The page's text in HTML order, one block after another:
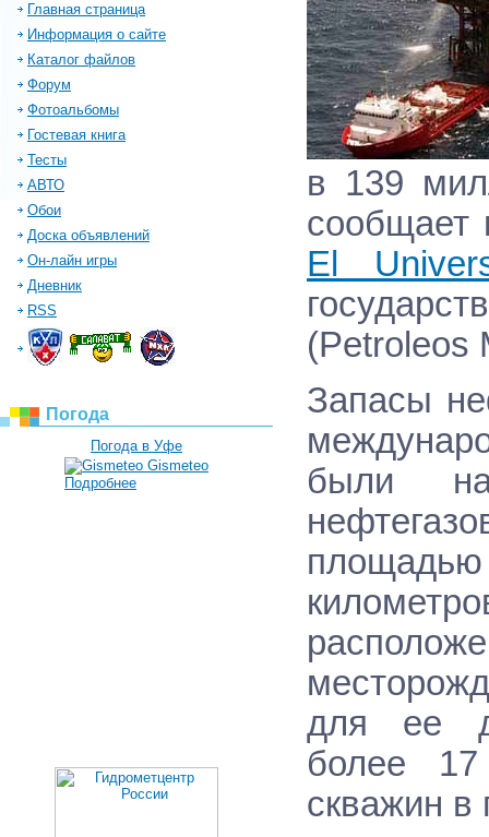
Главная страница
Информация о сайте
Каталог файлов
Форум
Фотоальбомы
Гостевая книга
Тесты
АВТО
Обои
Доска объявлений
Он-лайн игры
Дневник
RSS
Погода
Погода в Уфе
Gismeteo
Подробнее
в 139
сообщает
El
(Petroleos
Запасы
были
площадью
для ее
более
скважин в